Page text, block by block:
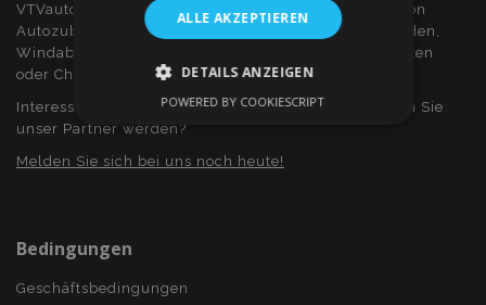
VTVauto ist ein Einzelhändler und ein Großhändler von
Autozubehör wie z.B.: Radkappen, bzw. Radzierblenden,
Windabweiser für Seitenfenster, Sitzbezüge, Fuβmatten
oder Chromrahmen und Chromabdeckung...
Interessieren Sie sich für Dropshiping? Oder möchten Sie
unser Partner werden?
Melden Sie sich bei uns noch heute!
Bedingungen
Geschäftsbedingungen
ALLE AKZEPTIEREN
DETAILS ANZEIGEN
PERFORMANCE
Unbedingt erforderlich
POWERED BY COOKIESCRIPT